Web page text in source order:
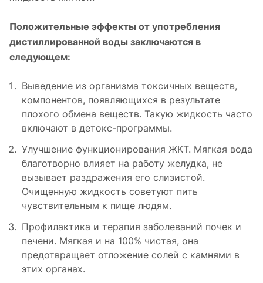
Положительные эффекты от употребления
дистиллированной воды заключаются в
следующем:
Выведение из организма токсичных веществ,
компонентов, появляющихся в результате
плохого обмена веществ. Такую жидкость часто
включают в детокс-программы.
Улучшение функционирования ЖКТ. Мягкая вода
благотворно влияет на работу желудка, не
вызывает раздражения его слизистой.
Очищенную жидкость советуют пить
чувствительным к пище людям.
Профилактика и терапия заболеваний почек и
печени. Мягкая и на 100% чистая, она
предотвращает отложение солей с камнями в
этих органах.